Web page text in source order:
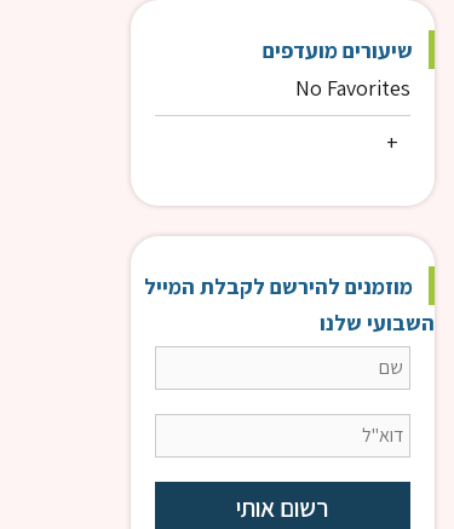
דרור
הראי"ה | הרב טוויל
שיעורים מועדפים
No Favorites
מוזמנים להירשם לקבלת המייל
השבועי שלנו